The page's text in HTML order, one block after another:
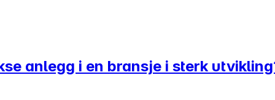
anlegg i en bransje i sterk